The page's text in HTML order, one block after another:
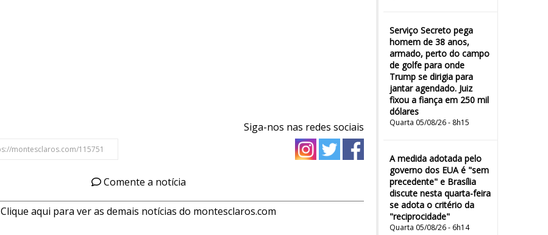
Serviço Secreto pega
homem de 38 anos,
armado, perto do campo
de golfe para onde
Trump se dirigia para
jantar agendado. Juiz
fixou a fiança em 250 mil
dólares
Quarta 05/08/26 - 8h15
A medida adotada pelo
governo dos EUA é "sem
precedente" e Brasília
discute nesta quarta-feira
se adota o critério da
"reciprocidade"
Quarta 05/08/26 - 6h14
Siga-nos nas redes sociais
Comente a notícia
Clique aqui para ver as demais notícias do montesclaros.com